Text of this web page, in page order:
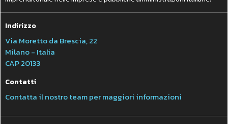
Indirizzo
Via Moretto da Brescia, 22
Milano - Italia
CAP 20133
Contatti
Contatta il nostro team per maggiori informazioni